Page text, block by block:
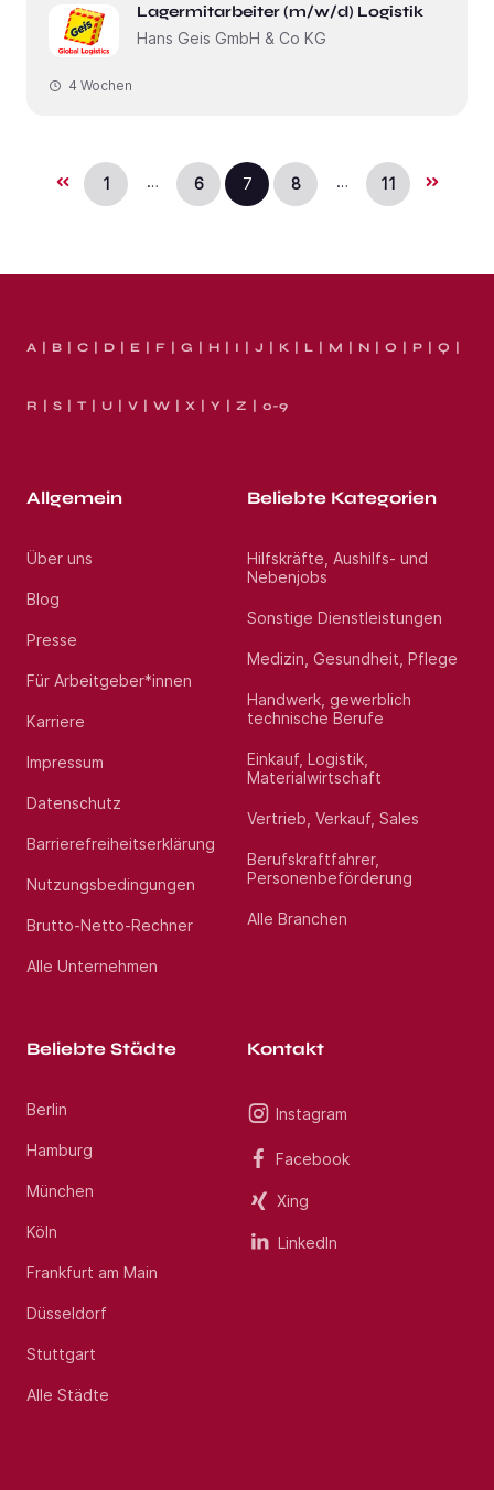
Lagermitarbeiter (m/w/d) Logistik
Hans Geis GmbH & Co KG
4 Wochen
1 … 6 7 8 … 11
A B C D E F G H I J K L M N O P Q
R S T U V W X Y Z 0-9
Allgemein
Über uns
Blog
Presse
Für Arbeitgeber*innen
Karriere
Impressum
Datenschutz
Barrierefreiheitserklärung
Nutzungsbedingungen
Brutto-Netto-Rechner
Alle Unternehmen
Beliebte Kategorien
Hilfskräfte, Aushilfs- und
Nebenjobs
Sonstige Dienstleistungen
Medizin, Gesundheit, Pflege
Handwerk, gewerblich
technische Berufe
Einkauf, Logistik,
Materialwirtschaft
Vertrieb, Verkauf, Sales
Berufskraftfahrer,
Personenbeförderung
Alle Branchen
Beliebte Städte
Berlin
Hamburg
München
Köln
Frankfurt am Main
Düsseldorf
Stuttgart
Alle Städte
Kontakt
Instagram
Facebook
Xing
LinkedIn